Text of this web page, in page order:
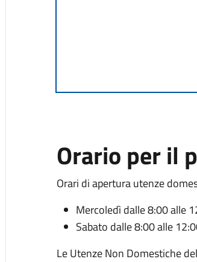
Orario per il
Orari di apertura utenze
Mercoledì dalle 8:00 alle
Sabato dalle 8:00 alle
Le Utenze Non Domestiche